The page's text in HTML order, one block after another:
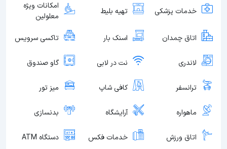
خدمات پزشکی تهیه بلیط
امکانات ویژه
معلولین
اتاق چمدان اسنک بار تاکسی سرویس
لاندری نت در لابی گاو صندوق
ترانسفر کافی شاپ میز تور
ماهواره آرایشگاه بدنسازی
اتاق ورزش خدمات فکس دستگاه ATM